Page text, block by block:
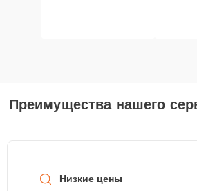
Преимущества нашего
Низкие цены